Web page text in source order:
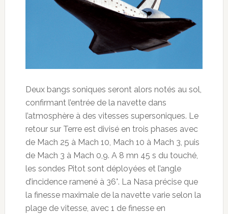
Deux bangs soniques seront alors notés au sol,
confirmant l’entrée de la navette dans
l’atmosphère à des vitesses supersoniques. Le
retour sur Terre est divisé en trois phases avec
de Mach 25 à Mach 10, Mach 10 à Mach 3, puis
de Mach 3 à Mach 0,9. A 8 mn 45 s du touché,
les sondes Pitot sont déployées et l’angle
d’incidence ramené à 36°. La Nasa précise que
la finesse maximale de la navette varie selon la
plage de vitesse, avec 1 de finesse en